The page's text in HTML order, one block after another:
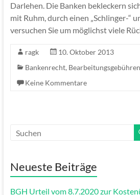
Darlehen. Die Banken bekleckern
mit Ruhm, durch einen „Schlinger-“
versuchen Sie um möglichst viele
ragk
10. Oktober 2013
Bankenrecht, Bearbeitungsgebühren
Keine Kommentare
Neueste Beiträge
BGH Urteil vom 8.7.2020 zur